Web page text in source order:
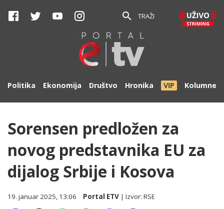
TRAŽI
Politika Ekonomija Društvo Hronika VIP Kolumne
Sorensen predložen za
novog predstavnika EU za
dijalog Srbije i Kosova
19. januar 2025, 13:06 Portal ETV | Izvor:RSE